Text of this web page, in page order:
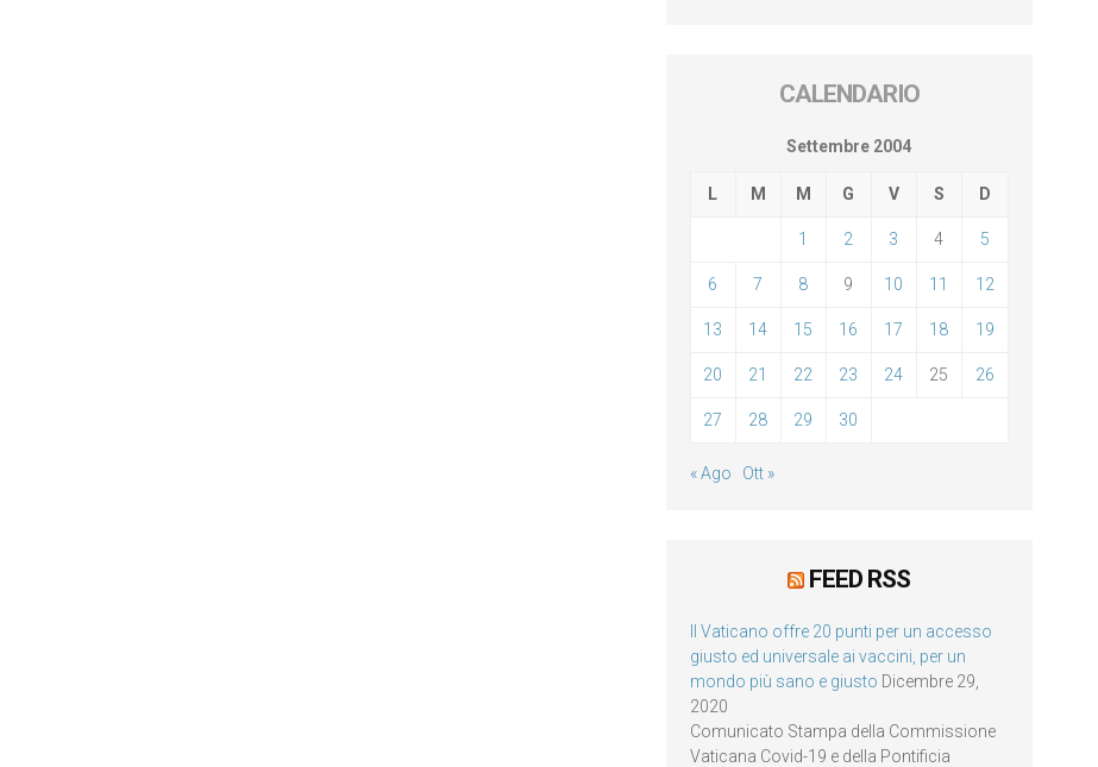
CALENDARIO
Settembre 2004
L M M G V S D
1 2 3 4 5
6 7 8 9 10 11 12
13 14 15 16 17 18 19
20 21 22 23 24 25 26
27 28 29 30
« Ago Ott »
FEED RSS
Il Vaticano offre 20 punti per un accesso
giusto ed universale ai vaccini, per un
mondo più sano e giusto Dicembre 29,
2020
Comunicato Stampa della Commissione
Vaticana Covid-19 e della Pontificia